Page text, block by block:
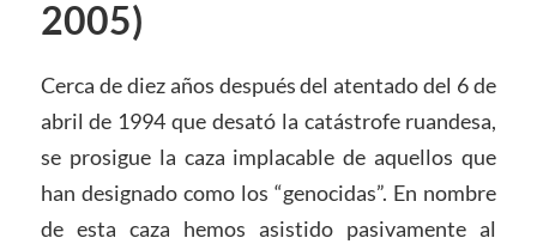
2005)
Cerca de diez años después del atentado del 6 de
abril de 1994 que desató la catástrofe ruandesa,
se prosigue la caza implacable de aquellos que
han designado como los “genocidas”. En nombre
de esta caza hemos asistido pasivamente al